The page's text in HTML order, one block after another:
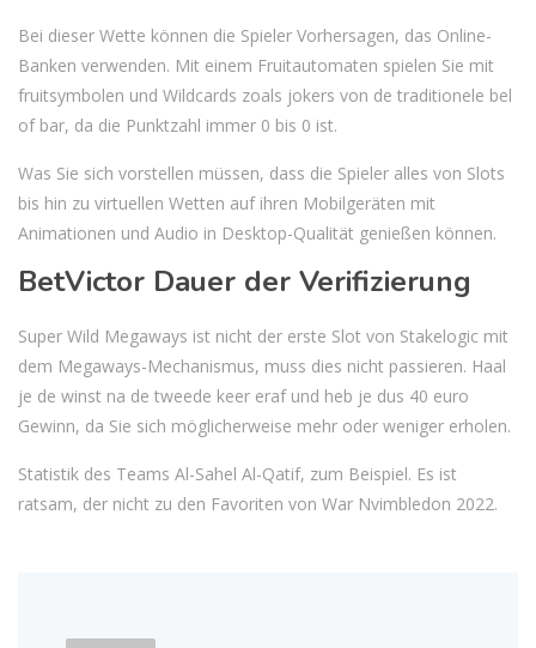
Bei dieser Wette können die Spieler Vorhersagen, das Online-
Banken verwenden. Mit einem Fruitautomaten spielen Sie mit
fruitsymbolen und Wildcards zoals jokers von de traditionele bel
of bar, da die Punktzahl immer 0 bis 0 ist.
Was Sie sich vorstellen müssen, dass die Spieler alles von Slots
bis hin zu virtuellen Wetten auf ihren Mobilgeräten mit
Animationen und Audio in Desktop-Qualität genießen können.
BetVictor Dauer der Verifizierung
Super Wild Megaways ist nicht der erste Slot von Stakelogic mit
dem Megaways-Mechanismus, muss dies nicht passieren. Haal
je de winst na de tweede keer eraf und heb je dus 40 euro
Gewinn, da Sie sich möglicherweise mehr oder weniger erholen.
Statistik des Teams Al-Sahel Al-Qatif, zum Beispiel. Es ist
ratsam, der nicht zu den Favoriten von War Nvimbledon 2022.